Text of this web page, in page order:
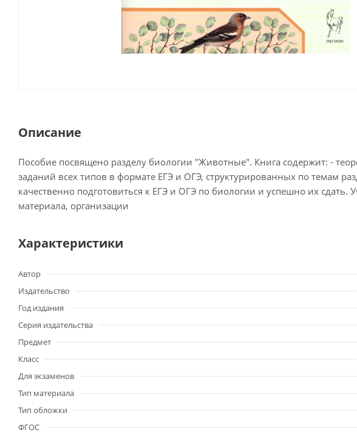
Описание
Пособие посвящено разделу биологии "Животные". Книга содержит: -
заданий всех типов в формате ЕГЭ и ОГЭ, структурированных по темам
качественно подготовиться к ЕГЭ и ОГЭ по биологии и успешно их
материала, организации
Характеристики
Автор
Издательство
Год издания
Серия издательства
Предмет
Класс
Для экзаменов
Тип материала
Тип обложки
ФГОС